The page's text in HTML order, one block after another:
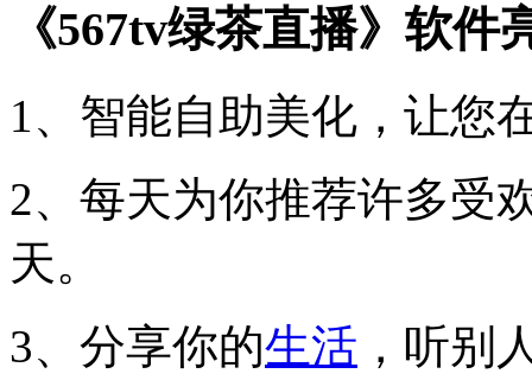
《567tv绿茶直播》软件
1、智能自助美化，让您
2、每天为你推荐许多受
天。
3、分享你的生活 ，听别